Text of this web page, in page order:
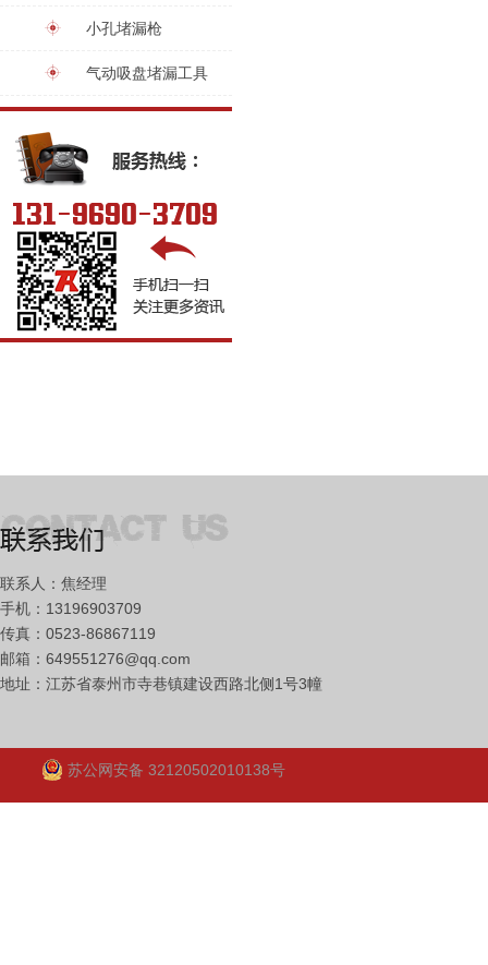
小孔堵漏枪
气动吸盘堵漏工具
联系人：焦经理
手机：13196903709
传真：0523-86867119
邮箱：649551276@qq.com
地址：江苏省泰州市寺巷镇建设西路北侧1号3幢
苏公网安备 32120502010138号